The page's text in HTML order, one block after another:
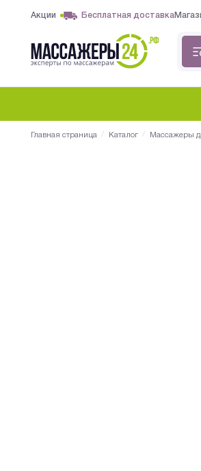
Акции Бесплатная доставка
Главная страница / Каталог / Массажеры